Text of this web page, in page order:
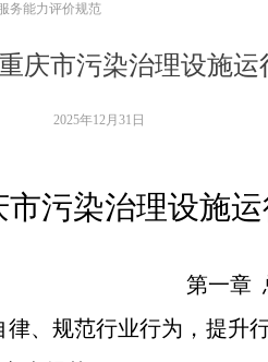
庆市污染治理设施
务能力评价规范
市污染治理设施
第一章
、规范行业行为，提升
2025年12月31日